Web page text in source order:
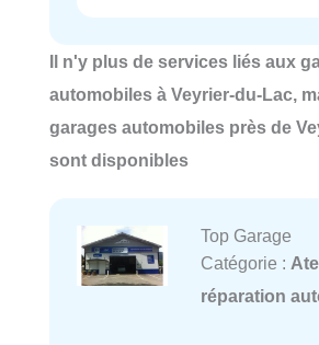
Il n'y plus de services liés aux
automobiles à Veyrier-du-Lac,
garages automobiles près de
sont disponibles
Top Garage
Catégorie :
réparation